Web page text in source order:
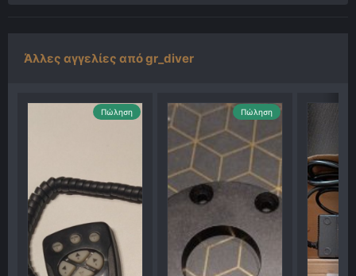
Άλλες αγγελίες από gr_diver
Πώληση Πώληση